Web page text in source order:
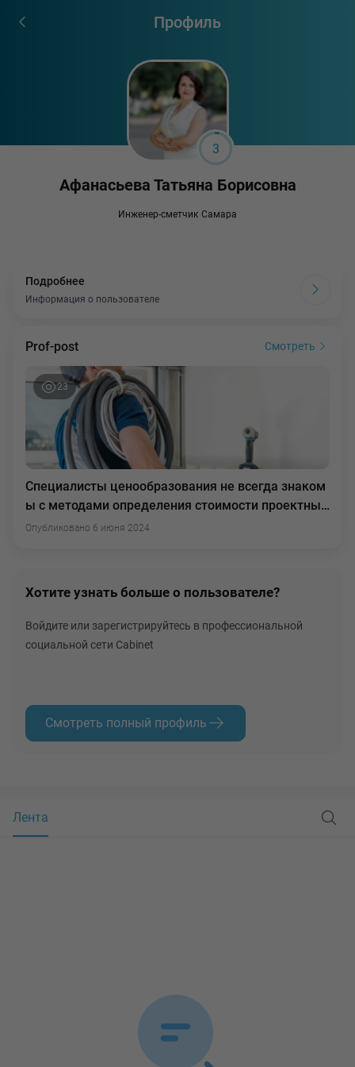
Профиль
3
Афанасьева Татьяна Борисовна
Инженер-сметчик Самара
Подробнее
Информация о пользователе
Prof-post Смотреть
23
Специалисты ценообразования не всегда знаком
ы с методами определения стоимости проектных
работ, тем более проектных работ при капитальн
Опубликовано 6 июня 2024
Хотите узнать больше о пользователе?
Войдите или зарегистрируйтесь в профессиональной
социальной сети Cabinet
Смотреть полный профиль
Лента